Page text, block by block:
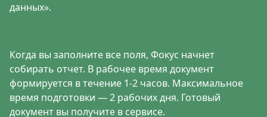
данных».
Когда вы заполните все поля, Фокус начнет
собирать отчет. В рабочее время документ
формируется в течение 1-2 часов. Максимальное
время подготовки — 2 рабочих дня. Готовый
документ вы получите в сервисе.